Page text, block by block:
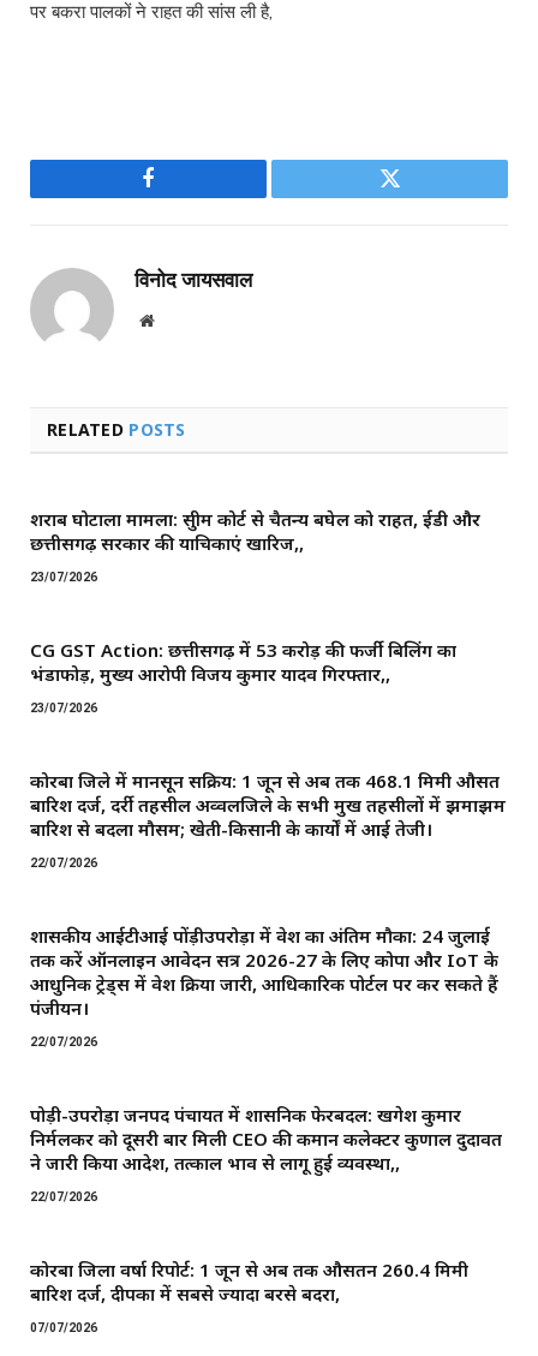
पर बकरा पालकों ने राहत की सांस ली है,
Facebook Twitter
विनोद जायसवाल
Website
RELATED POSTS
शराब घोटाला मामला: सुप्रीम कोर्ट से चैतन्य बघेल को राहत, ईडी और
छत्तीसगढ़ सरकार की याचिकाएं खारिज,,
23/07/2026
CG GST Action: छत्तीसगढ़ में 53 करोड़ की फर्जी बिलिंग का
भंडाफोड़, मुख्य आरोपी विजय कुमार यादव गिरफ्तार,,
23/07/2026
कोरबा जिले में मानसून सक्रिय: 1 जून से अब तक 468.1 मिमी औसत
बारिश दर्ज, दर्री तहसील अव्वलजिले के सभी प्रमुख तहसीलों में झमाझम
बारिश से बदला मौसम; खेती-किसानी के कार्यों में आई तेजी।
22/07/2026
शासकीय आईटीआई पोंड़ीउपरोड़ा में प्रवेश का अंतिम मौका: 24 जुलाई
तक करें ऑनलाइन आवेदन सत्र 2026-27 के लिए कोपा और IoT के
आधुनिक ट्रेड्स में प्रवेश प्रक्रिया जारी, आधिकारिक पोर्टल पर कर सकते हैं
पंजीयन।
22/07/2026
पोड़ी-उपरोड़ा जनपद पंचायत में प्रशासनिक फेरबदल: खगेश कुमार
निर्मलकर को दूसरी बार मिली CEO की कमान ​कलेक्टर कुणाल दुदावत
ने जारी किया आदेश, तत्काल प्रभाव से लागू हुई व्यवस्था,,
22/07/2026
कोरबा जिला वर्षा रिपोर्ट: 1 जून से अब तक औसतन 260.4 मिमी
बारिश दर्ज, दीपका में सबसे ज्यादा बरसे बदरा,
07/07/2026